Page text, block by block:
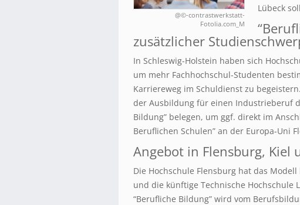
@©-contrastwerkstatt-
Fotolia.com_M
Lübeck
zusätzlicher
In Schleswig-Holstein haben sich
um mehr Fachhochschul-Studenten
Karriereweg im Schuldienst zu
der Ausbildung für einen Industrieberuf
Bildung” belegen, um ggf. direkt im
Beruflichen Schulen” an der Europa-Uni
Angebot in Flensburg, Kiel
Die Hochschule Flensburg hat das
und die künftige Technische Hochschule
“Berufliche Bildung” wird vom